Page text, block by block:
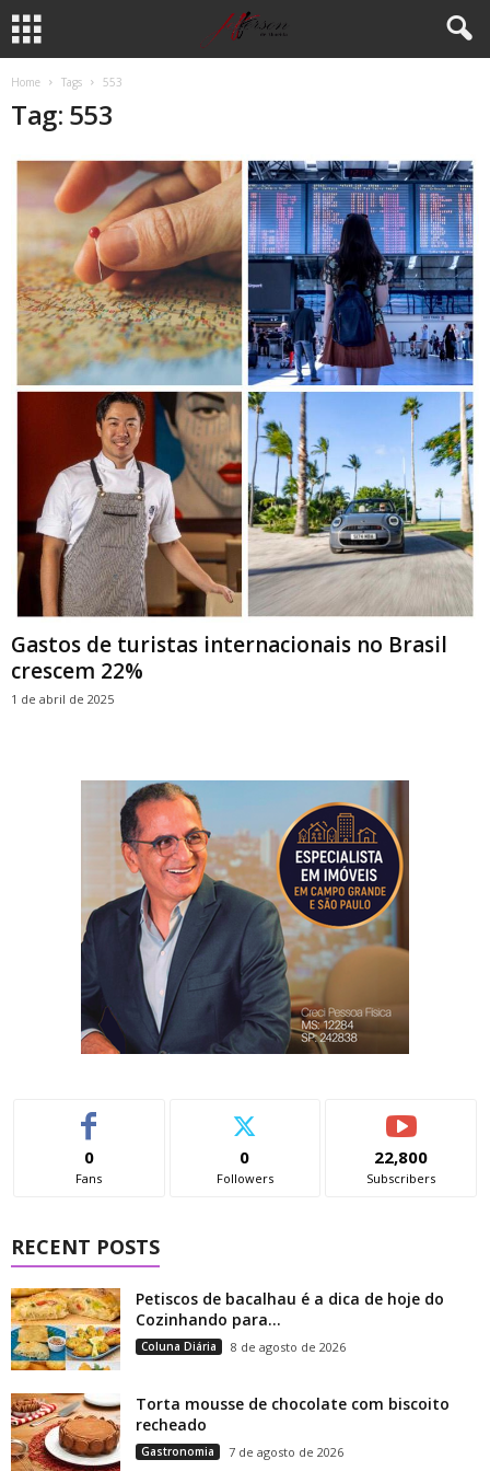
Home Tags 553
Tag: 553
Gastos de turistas internacionais no Brasil
crescem 22%
1 de abril de 2025
0
Fans
0
Followers
22,800
Subscribers
RECENT POSTS
Petiscos de bacalhau é a dica de hoje do
Cozinhando para...
Coluna Diária 8 de agosto de 2026
Torta mousse de chocolate com biscoito
recheado
Gastronomia 7 de agosto de 2026